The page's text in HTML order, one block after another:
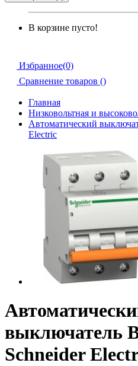
В корзине пусто!
Избранное(0)
Сравнение товаров ()
Главная
Низковольтная и
Автоматический
Electric
выключатель
Schneider